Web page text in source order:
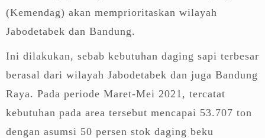
(Kemendag) akan memprioritaskan wilayah
Jabodetabek dan Bandung.
Ini dilakukan, sebab kebutuhan daging sapi terbesar
berasal dari wilayah Jabodetabek dan juga Bandung
Raya. Pada periode Maret-Mei 2021, tercatat
kebutuhan pada area tersebut mencapai 53.707 ton
dengan asumsi 50 persen stok daging beku